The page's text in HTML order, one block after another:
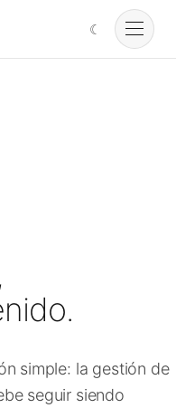
☾
simple: la gestión de
seguir siendo